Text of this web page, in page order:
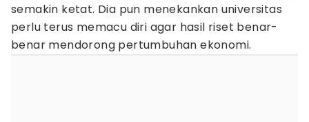
semakin ketat. Dia pun menekankan universitas
perlu terus memacu diri agar hasil riset benar-
benar mendorong pertumbuhan ekonomi.